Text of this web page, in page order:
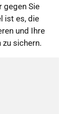
gegen Sie
ist es, die
und Ihre
sichern.